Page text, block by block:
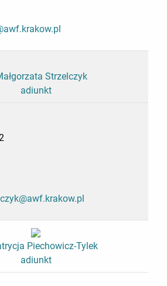
Strzelczyk
adiunkt
Piechowicz-Tylek
adiunkt